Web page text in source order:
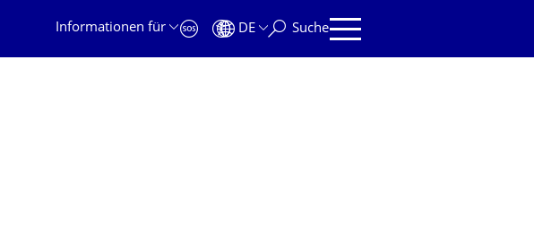
Informationen für
DE Suche